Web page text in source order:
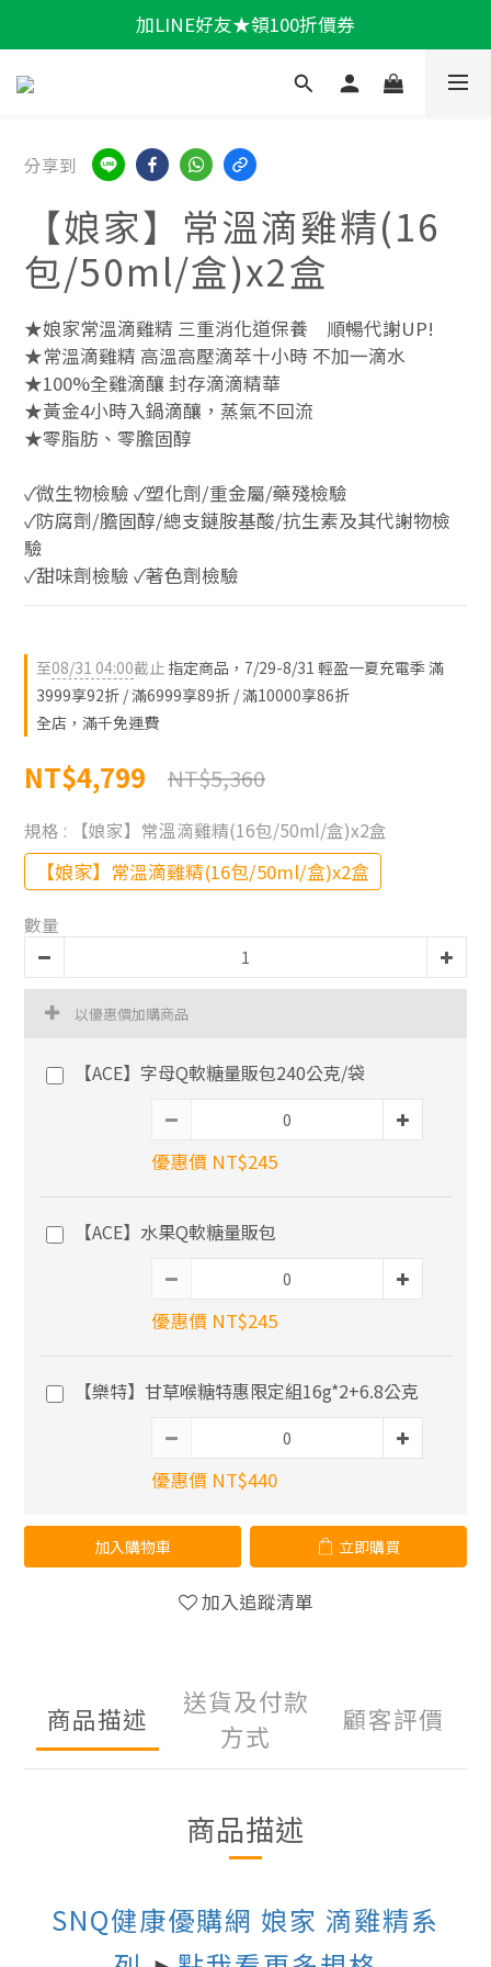
輕盈一夏★滿額86折
加LINE好友★領100折價券
輕盈一夏★滿額86折
分享到
【娘家】常溫滴雞精(16
包/50ml/盒)x2盒
★娘家常溫滴雞精 三重消化道保養　順暢代謝UP!
★常溫滴雞精 高溫高壓滴萃十小時 不加一滴水
★100%全雞滴釀 封存滴滴精華
★黃金4小時入鍋滴釀，蒸氣不回流
★零脂肪、零膽固醇
✓微生物檢驗 ✓塑化劑/重金屬/藥殘檢驗
✓防腐劑/膽固醇/總支鏈胺基酸/抗生素及其代謝物檢
驗
✓甜味劑檢驗 ✓著色劑檢驗
至08/31 04:00截止 指定商品，7/29-8/31 輕盈一夏充電季 滿
3999享92折 / 滿6999享89折 / 滿10000享86折
全店，滿千免運費
NT$4,799 NT$5,360
規格 : 【娘家】常溫滴雞精(16包/50ml/盒)x2盒
【娘家】常溫滴雞精(16包/50ml/盒)x2盒
數量
以優惠價加購商品
【ACE】字母Q軟糖量販包240公克/袋
優惠價 NT$245
【ACE】水果Q軟糖量販包
優惠價 NT$245
【樂特】甘草喉糖特惠限定組16g*2+6.8公克
優惠價 NT$440
加入購物車 立即購買
加入追蹤清單
商品描述
送貨及付款
方式
顧客評價
商品描述
SNQ健康優購網 娘家 滴雞精系